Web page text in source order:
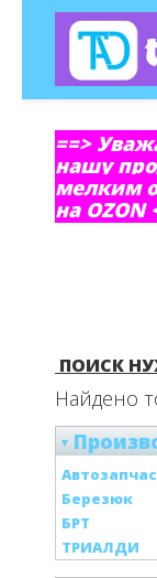
==>
нашу
мелким
на OZON
ПОИСК
Найдено
Березюк
БРТ
ТРИАЛДИ